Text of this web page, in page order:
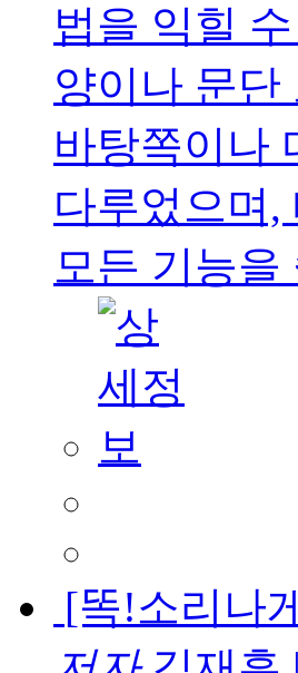
법을 익힐
양이나 문단
바탕쪽이나
다루었으며,
모든 기능을
[똑!소리나